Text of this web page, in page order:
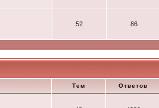
52 86
Тем Ответов